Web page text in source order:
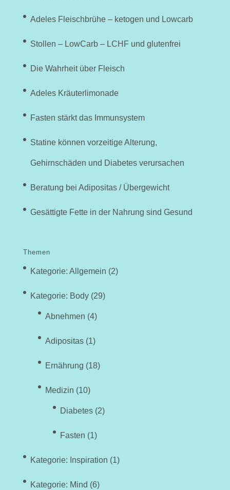
Adeles Fleischbrühe – ketogen und Lowcarb
Stollen – LowCarb – LCHF und glutenfrei
Die Wahrheit über Fleisch
Adeles Kräuterlimonade
Fasten stärkt das Immunsystem
Statine können vorzeitige Alterung,
Gehirnschäden und Diabetes verursachen
Beratung bei Adipositas / Übergewicht
Gesättigte Fette in der Nahrung sind Gesund
Themen
Kategorie: Allgemein (2)
Kategorie: Body(29)
Abnehmen (4)
Adipositas(1)
Ernährung (18)
Medizin (10)
Diabetes(2)
Fasten (1)
Kategorie: Inspiration (1)
Kategorie: Mind (6)